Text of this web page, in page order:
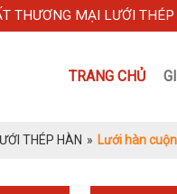
THƯƠNG MẠI LƯỚI THÉP
TRANG CHỦ
LƯỚI THÉP HÀN » Lưới hàn